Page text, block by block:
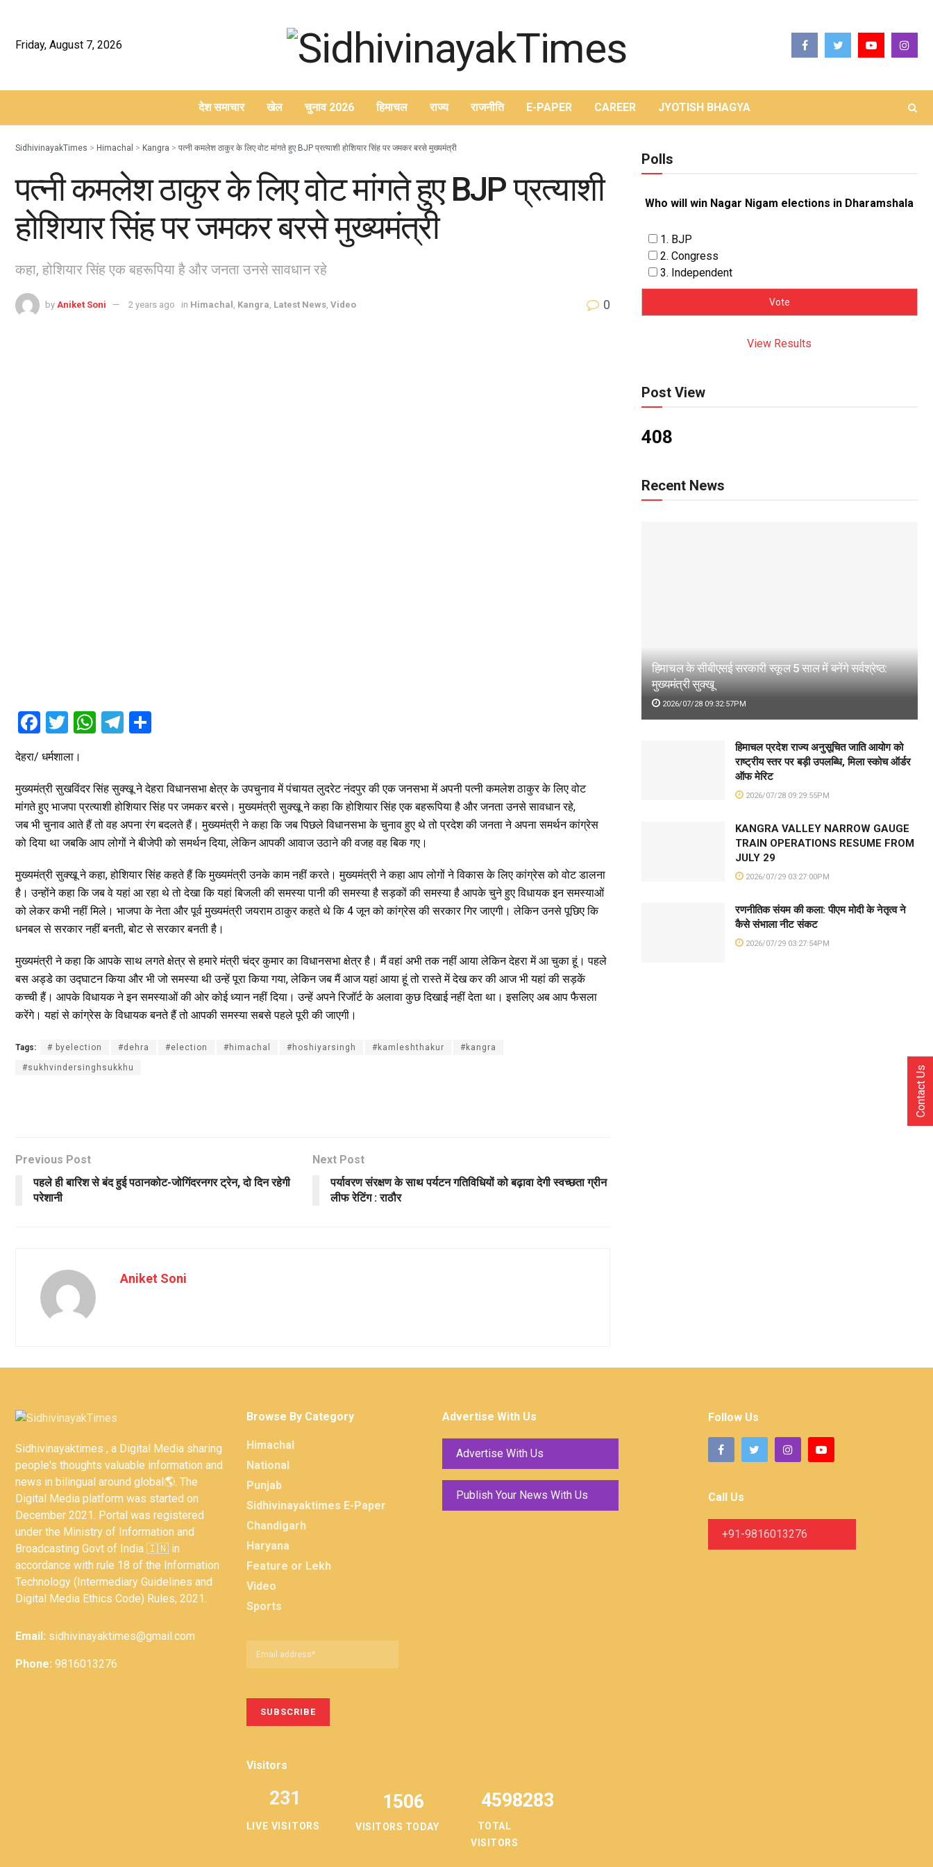
Friday, August 7, 2026
देश समाचार खेल चुनाव 2026 हिमाचल राज्य राजनीति E-PAPER CAREER JYOTISH BHAGYA
SidhivinayakTimes > Himachal > Kangra > पत्नी कमलेश ठाकुर के लिए वोट मांगते हुए BJP प्रत्याशी होशियार सिंह पर जमकर बरसे मुख्यमंत्री
पत्नी कमलेश ठाकुर के लिए वोट मांगते हुए BJP प्रत्याशी
होशियार सिंह पर जमकर बरसे मुख्यमंत्री
कहा, होशियार सिंह एक बहरूपिया है और जनता उनसे सावधान रहे
by Aniket Soni 2 years ago in Himachal , Kangra, Latest News, Video 0
F
a
ce
b
o
o
k
T
tt
er
W
s
A
p
p
T
gr
a
m
e
देहरा/ धर्मशाला।
मुख्यमंत्री सुखविंदर सिंह सुक्खू ने देहरा विधानसभा क्षेत्र के उपचुनाव में पंचायत लुदरेट नंदपुर की एक जनसभा में अपनी पत्नी कमलेश ठाकुर के लिए वोट
मांगते हुए भाजपा प्रत्याशी होशियार सिंह पर जमकर बरसे। मुख्यमंत्री सुक्खू ने कहा कि होशियार सिंह एक बहरूपिया है और जनता उनसे सावधान रहे,
जब भी चुनाव आते हैं तो वह अपना रंग बदलते हैं। मुख्यमंत्री ने कहा कि जब पिछले विधानसभा के चुनाव हुए थे तो प्रदेश की जनता ने अपना समर्थन कांग्रेस
को दिया था जबकि आप लोगों ने बीजेपी को समर्थन दिया, लेकिन आपकी आवाज उठाने की वजह वह बिक गए।
मुख्यमंत्री सुक्खू ने कहा, होशियार सिंह कहते हैं कि मुख्यमंत्री उनके काम नहीं करते। मुख्यमंत्री ने कहा आप लोगों ने विकास के लिए कांग्रेस को वोट डालना
है। उन्होंने कहा कि जब वे यहां आ रहा थे तो देखा कि यहां बिजली की समस्या पानी की समस्या है सड़कों की समस्या है आपके चुने हुए विधायक इन समस्याओं
को लेकर कभी नहीं मिले। भाजपा के नेता और पूर्व मुख्यमंत्री जयराम ठाकुर कहते थे कि 4 जून को कांग्रेस की सरकार गिर जाएगी। लेकिन उनसे पूछिए कि
धनबल से सरकार नहीं बनती, बोट से सरकार बनती है।
मुख्यमंत्री ने कहा कि आपके साथ लगते क्षेत्र से हमारे मंत्री चंद्र कुमार का विधानसभा क्षेत्र है। मैं वहां अभी तक नहीं आया लेकिन देहरा में आ चुका हूं। पहले
बस अड्डे का उद्घाटन किया और भी जो समस्या थी उन्हें पूरा किया गया, लेकिन जब मैं आज यहां आया हूं तो रास्ते में देख कर की आज भी यहां की सड़कें
कच्ची हैं। आपके विधायक ने इन समस्याओं की ओर कोई ध्यान नहीं दिया। उन्हें अपने रिजॉर्ट के अलावा कुछ दिखाई नहीं देता था। इसलिए अब आप फैसला
करेंगे। यहां से कांग्रेस के विधायक बनते हैं तो आपकी समस्या सबसे पहले पूरी की जाएगी।
Tags: # byelection #dehra #election #himachal #hoshiyarsingh #kamleshthakur #kangra
#sukhvindersinghsukkhu
Previous Post
पहले ही बारिश से बंद हुई पठानकोट-जोगिंदरनगर ट्रेन, दो दिन रहेगी
परेशानी
Next Post
पर्यावरण संरक्षण के साथ पर्यटन गतिविधियों को बढ़ावा देगी स्वच्छता ग्रीन
लीफ रेटिंग : राठौर
Aniket Soni
Polls
Who will win Nagar Nigam elections in Dharamshala
1. BJP
2. Congress
3. Independent
View Results
Post View
408
Recent News
हिमाचल के सीबीएसई सरकारी स्कूल 5 साल में बनेंगे सर्वश्रेष्ठ:
मुख्यमंत्री सुक्खू
2026/07/28 09:32:57PM
हिमाचल प्रदेश राज्य अनुसूचित जाति आयोग को
राष्ट्रीय स्तर पर बड़ी उपलब्धि, मिला स्कोच ऑर्डर
ऑफ मेरिट
2026/07/28 09:29:55PM
KANGRA VALLEY NARROW GAUGE
TRAIN OPERATIONS RESUME FROM
JULY 29
2026/07/29 03:27:00PM
रणनीतिक संयम की कला: पीएम मोदी के नेतृत्व ने
कैसे संभाला नीट संकट
2026/07/29 03:27:54PM
Sidhivinayaktimes , a Digital Media sharing
people's thoughts valuable information and
news in bilingual around global🌎. The
Digital Media platform was started on
December 2021. Portal was registered
under the Ministry of Information and
Broadcasting Govt of India 🇮🇳 in
accordance with rule 18 of the Information
Technology (Intermediary Guidelines and
Digital Media Ethics Code) Rules, 2021.
Email: sidhivinayaktimes@gmail.com
Phone: 9816013276
Browse By Category
Himachal
National
Punjab
Sidhivinayaktimes E-Paper
Chandigarh
Haryana
Feature or Lekh
Video
Sports
Visitors
LIVE VISITORS
231 1506
VISITORS TODAY
4598283
TOTAL
VISITORS
Advertise With Us
Advertise With Us
Publish Your News With Us
Follow Us
Call Us
+91-9816013276
Contact Us